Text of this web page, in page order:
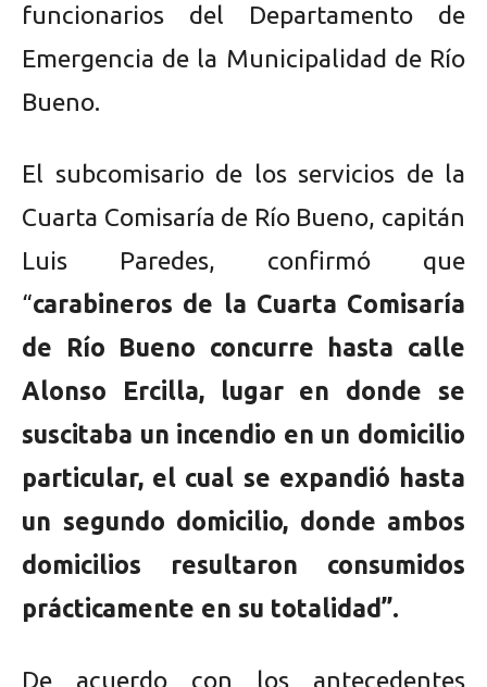
funcionarios del Departamento de
Emergencia de la Municipalidad de Río
Bueno.
El subcomisario de los servicios de la
Cuarta Comisaría de Río Bueno, capitán
Luis Paredes, confirmó que
“carabineros de la Cuarta Comisaría
de Río Bueno concurre hasta calle
Alonso Ercilla, lugar en donde se
suscitaba un incendio en un domicilio
particular, el cual se expandió hasta
un segundo domicilio, donde ambos
domicilios resultaron consumidos
prácticamente en su totalidad”.
De acuerdo con los antecedentes